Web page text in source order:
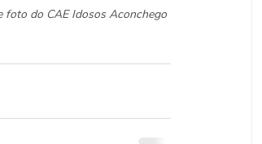
foto do CAE Idosos Aconchego